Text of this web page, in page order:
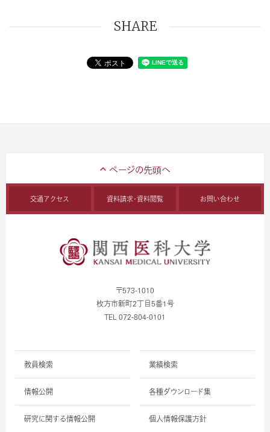
SHARE
交通アクセス 資料請求・資料閲覧 お問い合わせ
〒573-1010
枚方市新町2丁目5番1号
TEL 072-804-0101
教員検索 業績検索
情報公開 各種ダウンロード集
研究に関する情報公開 個人情報保護方針